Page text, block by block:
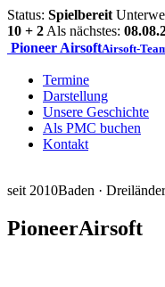
Status: Spielbereit
10 + 2 Als nächstes:
Pioneer AirsoftAirsoft-
Termine
Darstellung
Unsere Geschichte
Als PMC buchen
Kontakt
seit 2010Baden ·
PioneerAirsoft